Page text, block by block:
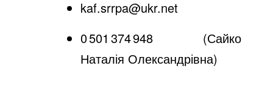
kaf.srrpa@ukr.net
0 501 374 948 (Сайко
Наталія Олександрівна)